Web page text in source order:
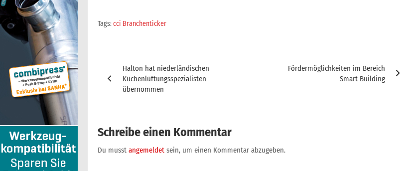
Tags:cci Branchenticker
Halton hat niederländischen
Küchenlüftungsspezialisten
übernommen
Fördermöglichkeiten im Bereich
Smart Building
Schreibe einen Kommentar
Du musst angemeldet sein, um einen Kommentar abzugeben.